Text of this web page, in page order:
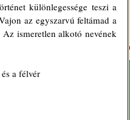
különlegessége teszi a
az egyszarvú feltámad a
ismeretlen alkotó nevének
a félvér